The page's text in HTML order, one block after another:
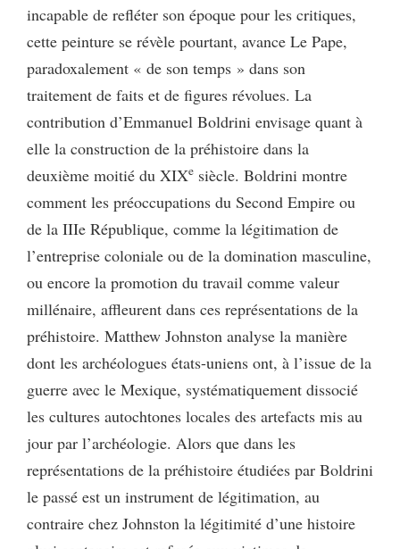
incapable de refléter son époque pour les critiques,
cette peinture se révèle pourtant, avance Le Pape,
paradoxalement « de son temps » dans son
traitement de faits et de figures révolues. La
contribution d’Emmanuel Boldrini envisage quant à
elle la construction de la préhistoire dans la
deuxième moitié du XIXe siècle. Boldrini montre
comment les préoccupations du Second Empire ou
de la IIIe République, comme la légitimation de
l’entreprise coloniale ou de la domination masculine,
ou encore la promotion du travail comme valeur
millénaire, affleurent dans ces représentations de la
préhistoire. Matthew Johnston analyse la manière
dont les archéologues états-uniens ont, à l’issue de la
guerre avec le Mexique, systématiquement dissocié
les cultures autochtones locales des artefacts mis au
jour par l’archéologie. Alors que dans les
représentations de la préhistoire étudiées par Boldrini
le passé est un instrument de légitimation, au
contraire chez Johnston la légitimité d’une histoire